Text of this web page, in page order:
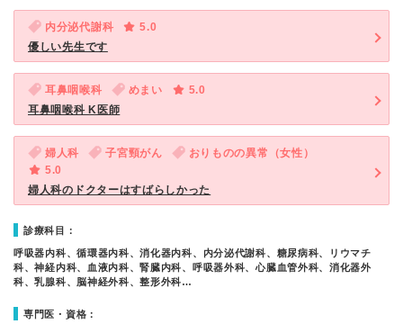
内分泌代謝科
5.0
優しい先生です
耳鼻咽喉科 めまい
5.0
耳鼻咽喉科 K医師
婦人科 子宮頸がん
おりものの異常（女性）
5.0
婦人科のドクターはすばらしかった
診療科目：
呼吸器内科、循環器内科、消化器内科、内分泌代謝科、糖尿病科、リウマチ
科、神経内科、血液内科、腎臓内科、呼吸器外科、心臓血管外科、消化器外
科、乳腺科、脳神経外科、整形外科…
専門医・資格：